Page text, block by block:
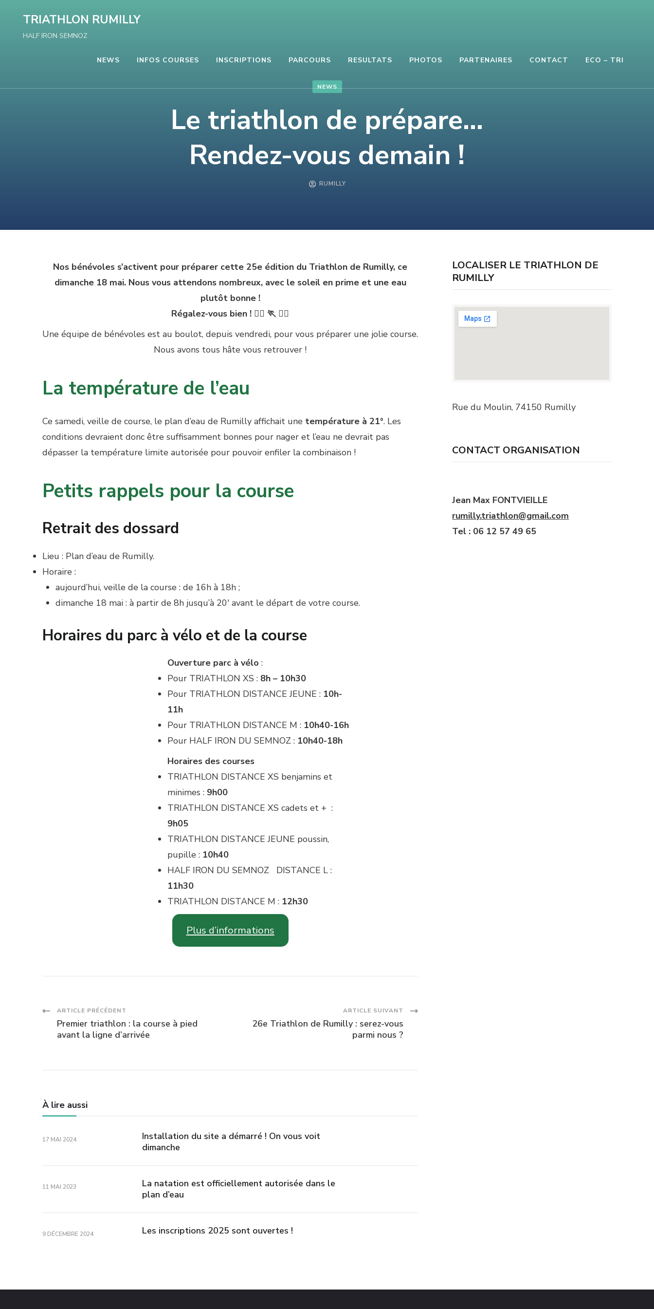
contenu
TRIATHLON RUMILLY
HALF IRON SEMNOZ
NEWS INFOS COURSES INSCRIPTIONS PARCOURS RESULTATS PHOTOS PARTENAIRES CONTACT ECO – TRI
NEWS
Le triathlon de prépare…
Rendez-vous demain !
RUMILLY
Nos bénévoles s’activent pour préparer cette 25e édition du Triathlon de Rumilly, ce
dimanche 18 mai. Nous vous attendons nombreux, avec le soleil en prime et une eau
plutôt bonne !
Régalez-vous bien ! 🏊‍♀️ 🏃 🚴‍♀️
Une équipe de bénévoles est au boulot, depuis vendredi, pour vous préparer une jolie course.
Nous avons tous hâte vous retrouver !
La température de l’eau
Ce samedi, veille de course, le plan d’eau de Rumilly affichait une température à 21°. Les
conditions devraient donc être suffisamment bonnes pour nager et l’eau ne devrait pas
dépasser la température limite autorisée pour pouvoir enfiler la combinaison !
Petits rappels pour la course
Retrait des dossard
Lieu : Plan d’eau de Rumilly.
Horaire :
aujourd’hui, veille de la course : de 16h à 18h ;
dimanche 18 mai : à partir de 8h jusqu’à 20′ avant le départ de votre course.
Horaires du parc à vélo et de la course
Ouverture parc à vélo :
Pour TRIATHLON XS : 8h – 10h30
Pour TRIATHLON DISTANCE JEUNE : 10h-
11h
Pour TRIATHLON DISTANCE M : 10h40-16h
Pour HALF IRON DU SEMNOZ : 10h40-18h
Horaires des courses
TRIATHLON DISTANCE XS benjamins et
minimes : 9h00
TRIATHLON DISTANCE XS cadets et + :
9h05
TRIATHLON DISTANCE JEUNE poussin,
pupille : 10h40
HALF IRON DU SEMNOZ DISTANCE L :
11h30
TRIATHLON DISTANCE M : 12h30
Plus d’informations
Navigation
des
articles
ARTICLE PRÉCÉDENT
Premier triathlon : la course à pied
avant la ligne d’arrivée
ARTICLE SUIVANT
26e Triathlon de Rumilly : serez-vous
parmi nous ?
À lire aussi
17 MAI 2024
Installation du site a démarré ! On vous voit
dimanche
11 MAI 2023
La natation est officiellement autorisée dans le
plan d’eau
9 DÉCEMBRE 2024 Les inscriptions 2025 sont ouvertes !
LOCALISER LE TRIATHLON DE
RUMILLY
Rue du Moulin, 74150 Rumilly
CONTACT ORGANISATION
Jean Max FONTVIEILLE
rumilly.triathlon@gmail.com
Tel : 06 12 57 49 65